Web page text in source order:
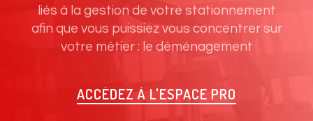
liés à la gestion de votre stationnement
afin que vous puissiez vous concentrer sur
votre métier : le déménagement
ACCÉDEZ À L'ESPACE PRO